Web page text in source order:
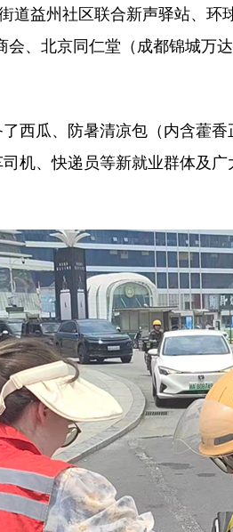
道益州社区联合新声驿站、
、北京同仁堂（成都锦城万
西瓜、防暑清凉包（内含藿
机、快递员等新就业群体及